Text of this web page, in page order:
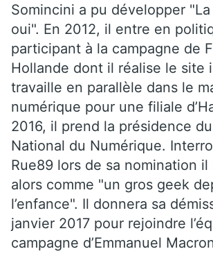
Somincini a pu développer
oui". En 2012, il entre en
participant à la campagne de
Hollande dont il réalise le site
travaille en parallèle dans le
numérique pour une filiale
2016, il prend la présidence
National du Numérique.
Rue89 lors de sa nomination
alors comme "un gros geek
l’enfance". Il donnera sa
janvier 2017 pour rejoindre
campagne d’Emmanuel